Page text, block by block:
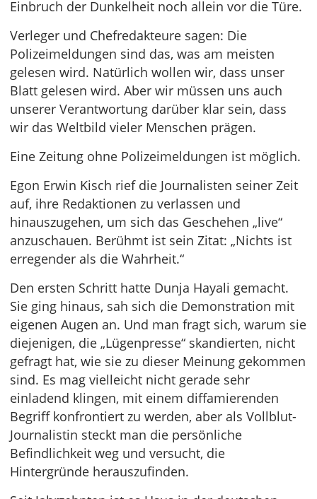
Einbruch der Dunkelheit noch allein vor die Türe.
Verleger und Chefredakteure sagen: Die
Polizeimeldungen sind das, was am meisten
gelesen wird. Natürlich wollen wir, dass unser
Blatt gelesen wird. Aber wir müssen uns auch
unserer Verantwortung darüber klar sein, dass
wir das Weltbild vieler Menschen prägen.
Eine Zeitung ohne Polizeimeldungen ist möglich.
Egon Erwin Kisch rief die Journalisten seiner Zeit
auf, ihre Redaktionen zu verlassen und
hinauszugehen, um sich das Geschehen „live“
anzuschauen. Berühmt ist sein Zitat: „Nichts ist
erregender als die Wahrheit.“
Den ersten Schritt hatte Dunja Hayali gemacht.
Sie ging hinaus, sah sich die Demonstration mit
eigenen Augen an. Und man fragt sich, warum sie
diejenigen, die „Lügenpresse“ skandierten, nicht
gefragt hat, wie sie zu dieser Meinung gekommen
sind. Es mag vielleicht nicht gerade sehr
einladend klingen, mit einem diffamierenden
Begriff konfrontiert zu werden, aber als Vollblut-
Journalistin steckt man die persönliche
Befindlichkeit weg und versucht, die
Hintergründe herauszufinden.